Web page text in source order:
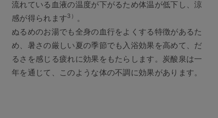
流れている血液の温度が下がるため体温が低下し、涼
感が得られます3）
。
ぬるめのお湯でも全身の血行をよくする特徴があるた
め、暑さの厳しい夏の季節でも入浴効果を高めて、だ
るさを感じる疲れに効果をもたらします。炭酸泉は一
年を通じて、このような体の不調に効果があります。